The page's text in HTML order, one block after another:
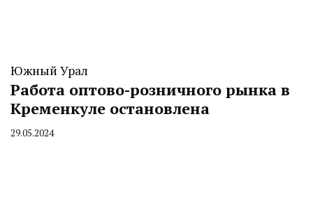
Южный Урал
Работа оптово-розничного рынка в
Кременкуле остановлена
By
29.05.2024